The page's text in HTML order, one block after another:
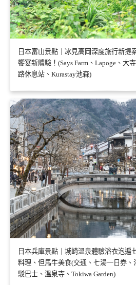
日本富山景點｜冰見高岡深度旅行新提
饗宴新體驗！(Says Farm、Lapoge、大
路休息站、Kurastay池森)
日本兵庫景點｜城崎溫泉體驗浴衣泡遍
料理、但馬牛美食(交通、七湯一日券
駁巴士、溫泉寺、Tokiwa Garden)